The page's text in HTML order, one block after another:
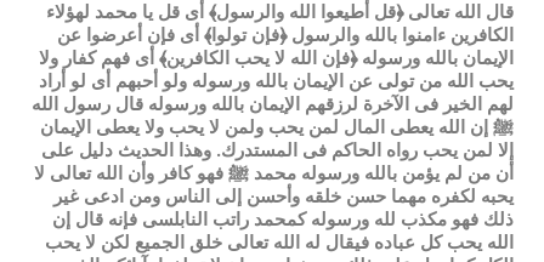
قال الله تعالى ﴿قل أطيعوا الله والرسول﴾ أى قل يا محمد لهؤلاء
الكافرين ءامنوا بالله والرسول ﴿فإن تولوا﴾ أى فإن أعرضوا عن
الإيمان بالله ورسوله ﴿فإن الله لا يحب الكافرين﴾ أى فهم كفار ولا
يحب الله من تولى عن الإيمان بالله ورسوله ولو أحبهم أى لو أراد
لهم الخير فى الآخرة لرزقهم الإيمان بالله ورسوله قال رسول الله
ﷺ إن الله يعطى المال لمن يحب ولمن لا يحب ولا يعطى الإيمان
إلا لمن يحب رواه الحاكم فى المستدرك. وهذا الحديث دليل على
أن من لم يؤمن بالله ورسوله محمد ﷺ فهو كافر وأن الله تعالى لا
يحبه لكفره مهما حسن خلقه وأحسن إلى الناس ومن ادعى غير
ذلك فهو مكذب لله ورسوله كمحمد راتب النابلسى فإنه قال إن
الله يحب كل عباده فيقال له الله تعالى خلق الجميع لكن لا يحب